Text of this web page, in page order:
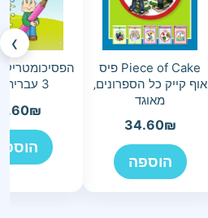
Piece of Cake פיס
אוף קייק כל הספרונים‚
מאוגד
34.60₪
הוספה
3 עברית א-ב
₪
›